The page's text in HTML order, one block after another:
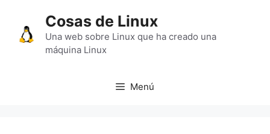
contenido
Cosas de Linux
Una web sobre Linux que ha creado una
máquina Linux
Menú